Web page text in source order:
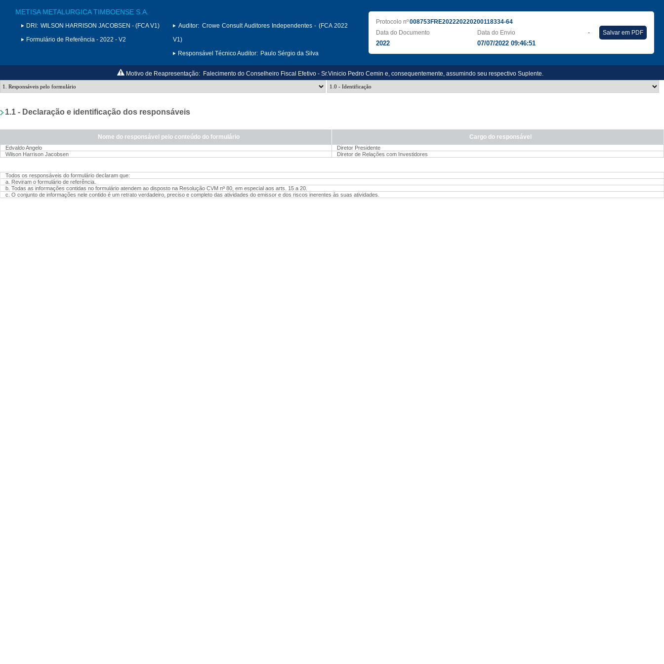
METISA METALURGICA TIMBOENSE S.A.
DRI: WILSON HARRISON JACOBSEN - (FCA V1)
Formulário de Referência - 2022 - V2
Auditor: Crowe Consult Auditores Independentes - (FCA 2022
V1)
Responsável Técnico Auditor: Paulo Sérgio da Silva
Protocolo nº008753FRE202220220200118334-64
Data do Documento
2022
Data do Envio
07/07/2022 09:46:51
- Salvar em PDF
Motivo de Reapresentação: Falecimento do Conselheiro Fiscal Efetivo - Sr.Vinicio Pedro Cemin e, consequentemente, assumindo seu respectivo Suplente.